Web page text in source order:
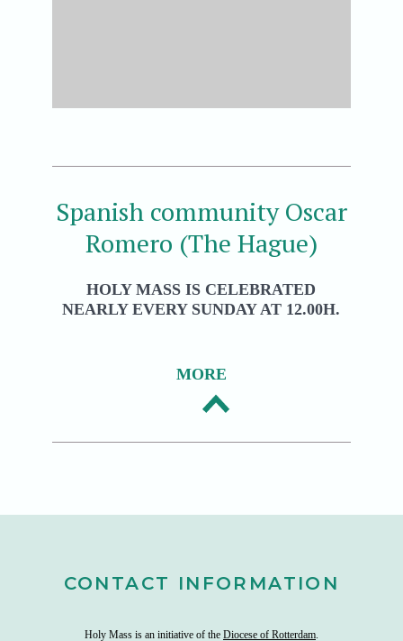
Spanish community Oscar
Romero (The Hague)
HOLY MASS IS CELEBRATED
NEARLY EVERY SUNDAY AT 12.00H.
MORE
CONTACT INFORMATION
Holy Mass is an initiative of the Diocese of Rotterdam.